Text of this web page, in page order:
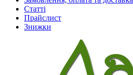
Статті
Прайслист
Знижки